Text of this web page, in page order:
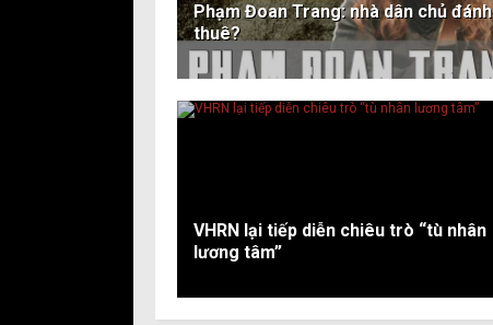
Phạm Đoan Trang: nhà dân chủ đánh
thuê?
VHRN lại tiếp diễn chiêu trò “tù nhân
lương tâm”